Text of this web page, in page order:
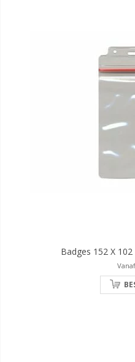
Badges 152 X